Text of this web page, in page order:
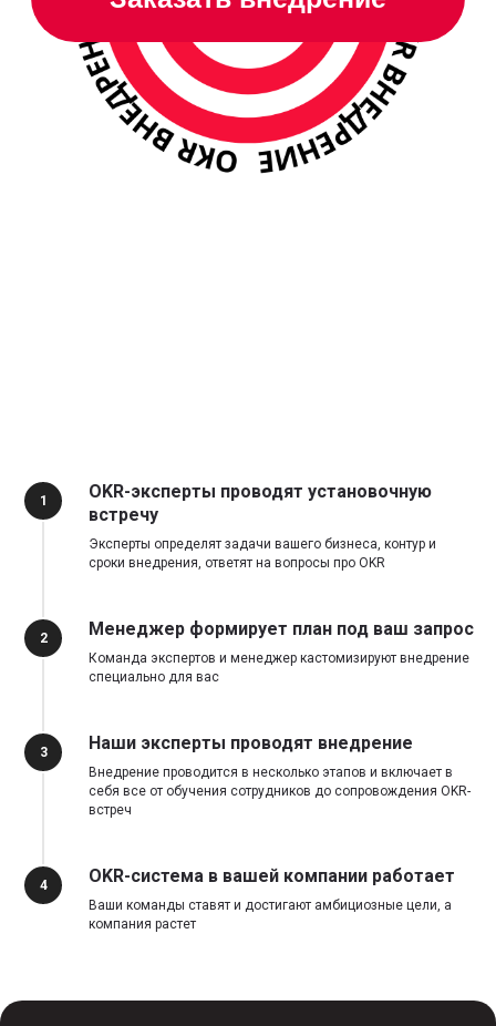
1
OKR-эксперты проводят установочную
встречу
Эксперты определят задачи вашего бизнеса, контур и
сроки внедрения, ответят на вопросы про OKR
2 Менеджер формирует план под ваш запрос
Команда экспертов и менеджер кастомизируют внедрение
специально для вас
3 Наши эксперты проводят внедрение
Внедрение проводится в несколько этапов и включает в
себя все от обучения сотрудников до сопровождения OKR-
встреч
4 OKR-система в вашей компании работает
Ваши команды ставят и достигают амбициозные цели, а
компания растет